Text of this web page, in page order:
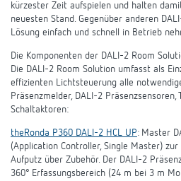
kürzester Zeit aufspielen und halten
neuesten Stand. Gegenüber anderen
Lösung einfach und schnell in Betrieb
Die Komponenten der DALI-2 Room
Die DALI-2 Room Solution umfasst als
effizienten Lichtsteuerung alle
Präsenzmelder, DALI-2
Schaltaktoren:
theRonda P360 DALI-2 HCL UP: Master
(Application Controller, Single Master)
Aufputz über Zubehör. Der DALI-2
360° Erfassungsbereich (24 m bei 3 m